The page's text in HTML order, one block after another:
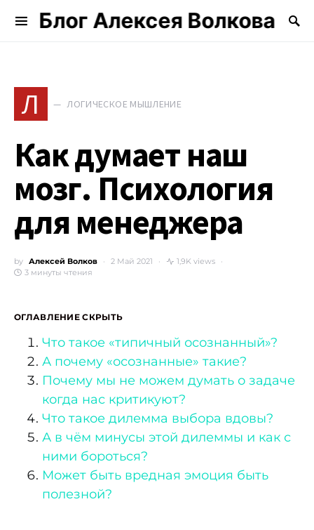
Блог Алексея Волкова
Search for:
Л ЛОГИЧЕСКОЕ МЫШЛЕНИЕ
Как думает наш
мозг. Психология
для менеджера
by Алексей Волков 2 Май 2021
1,9K views
3 минуты чтения
ОГЛАВЛЕНИЕСКРЫТЬ
Что такое «типичный осознанный»?
А почему «осознанные» такие?
Почему мы не можем думать о задаче
когда нас критикуют?
Что такое дилемма выбора вдовы?
А в чём минусы этой дилеммы и как с
ними бороться?
Может быть вредная эмоция быть
полезной?